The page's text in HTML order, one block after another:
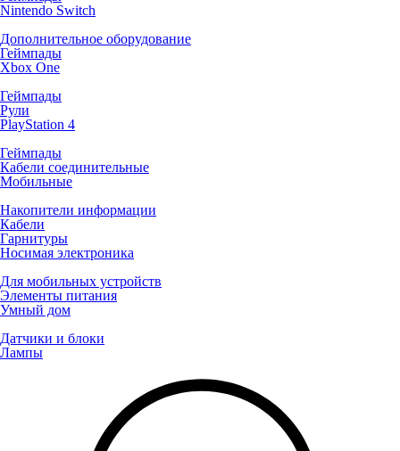
Nintendo Switch
Дополнительное оборудование
Геймпады
Xbox One
Геймпады
Рули
PlayStation 4
Геймпады
Кабели соединительные
Мобильные
Накопители информации
Кабели
Гарнитуры
Носимая электроника
Для мобильных устройств
Элементы питания
Умный дом
Датчики и блоки
Лампы